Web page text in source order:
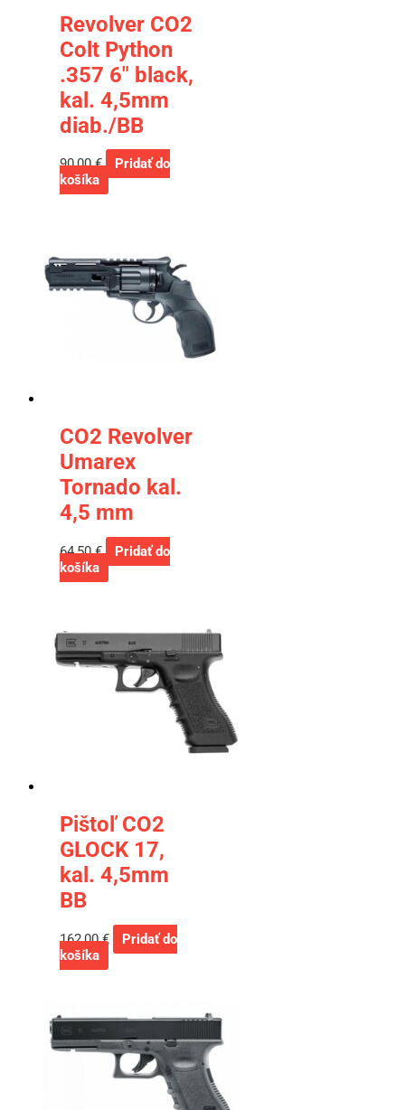
Revolver CO2
Colt Python
.357 6″ black,
kal. 4,5mm
diab./BB
90,00€
Pridať do
košíka
CO2 Revolver
Umarex
Tornado kal.
4,5 mm
64,50€
Pridať do
košíka
Pištoľ CO2
GLOCK 17,
kal. 4,5mm
BB
162,00€
Pridať do
košíka